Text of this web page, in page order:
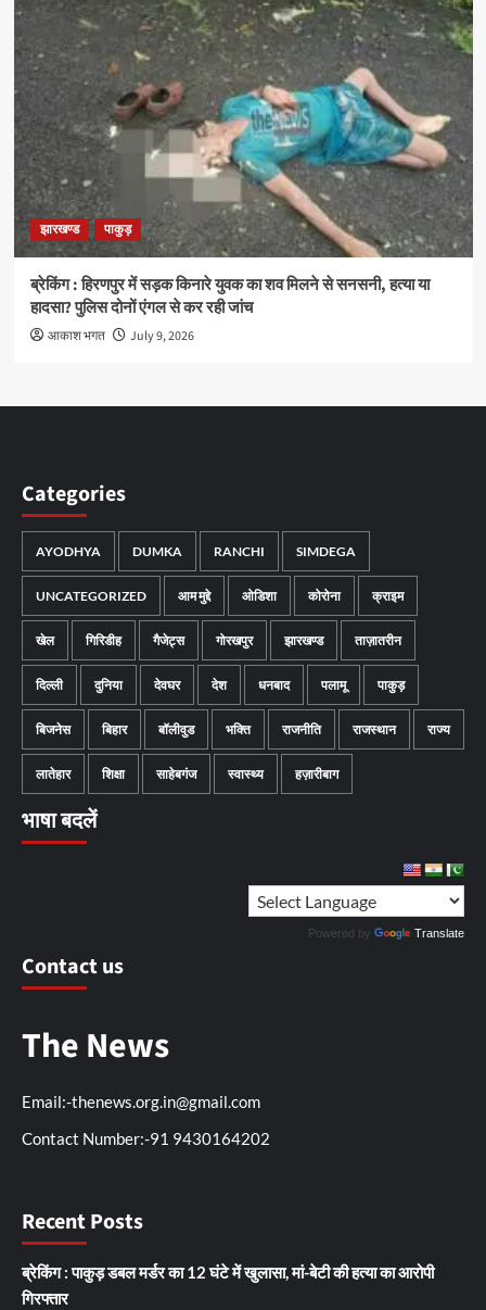
झारखण्ड पाकुड़
ब्रेकिंग : हिरणपुर में सड़क किनारे युवक का शव मिलने से सनसनी, हत्या या
हादसा? पुलिस दोनों एंगल से कर रही जांच
आकाश भगत July 9, 2026
Categories
AYODHYA DUMKA RANCHI SIMDEGA
UNCATEGORIZED आम मुद्दे ओडिशा कोरोना क्राइम
खेल गिरिडीह गैजेट्स गोरखपुर झारखण्ड ताज़ातरीन
दिल्ली दुनिया देवघर देश धनबाद पलामू पाकुड़
बिजनेस बिहार बॉलीवुड भक्ति राजनीति राजस्थान राज्य
लातेहार शिक्षा साहेबगंज स्वास्थ्य हज़ारीबाग
भाषा बदलें
Powered by Translate
Contact us
The News
Email:-thenews.org.in@gmail.com
Contact Number:-91 9430164202
Recent Posts
ब्रेकिंग : पाकुड़ डबल मर्डर का 12 घंटे में खुलासा, मां-बेटी की हत्या का आरोपी
गिरफ्तार